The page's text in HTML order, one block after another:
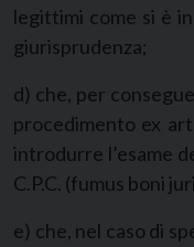
legittimi come si è
giurisprudenza;
d) che, per
procedimento ex
introdurre l’esame
C.P.C. (fumus boni
e) che, nel caso di